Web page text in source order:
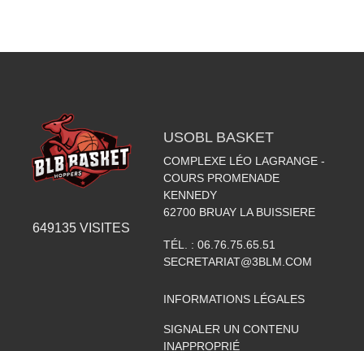
649135 VISITES
USOBL BASKET
COMPLEXE LÉO LAGRANGE -
COURS PROMENADE
KENNEDY
62700 BRUAY LA BUISSIERE
TÉL. : 06.76.75.65.51
SECRETARIAT@3BLM.COM
INFORMATIONS LÉGALES
SIGNALER UN CONTENU
INAPPROPRIÉ